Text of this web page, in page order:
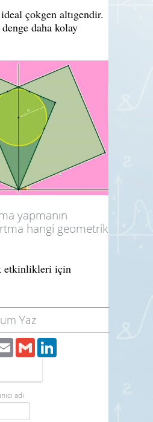
çokgen altıgendir.
daha kolay
yapmanın
hangi geometrik
etkinlikleri için
Yaz
EmailGmail
adı